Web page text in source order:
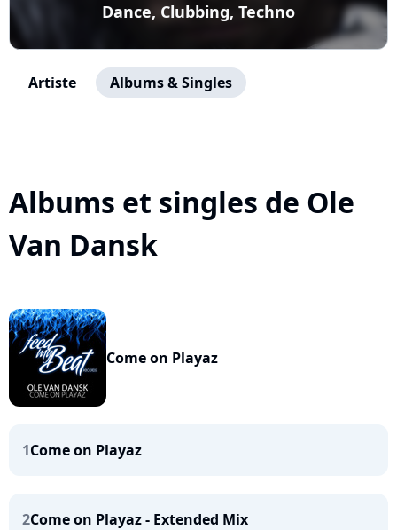
Dance, Clubbing, Techno
Artiste Albums & Singles
Albums et singles de Ole
Van Dansk
Come on Playaz
1Come on Playaz
2Come on Playaz - Extended Mix